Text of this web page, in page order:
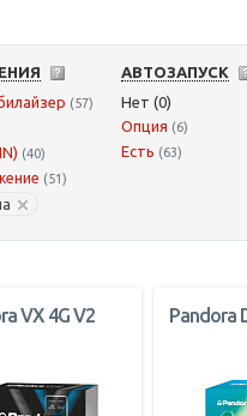
(57)
(40)
(51)
АВТОЗАПУСК
Нет (0)
Опция (6)
Есть (63)
VX 4G V2 Pandora